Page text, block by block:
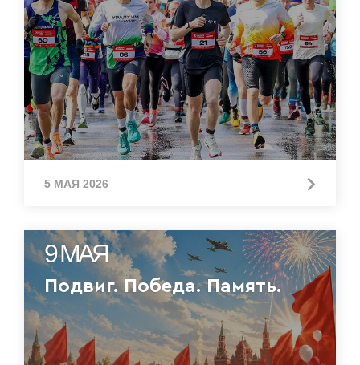
5 МАЯ 2026
9 МАЯ
Подвиг. Победа. Память.